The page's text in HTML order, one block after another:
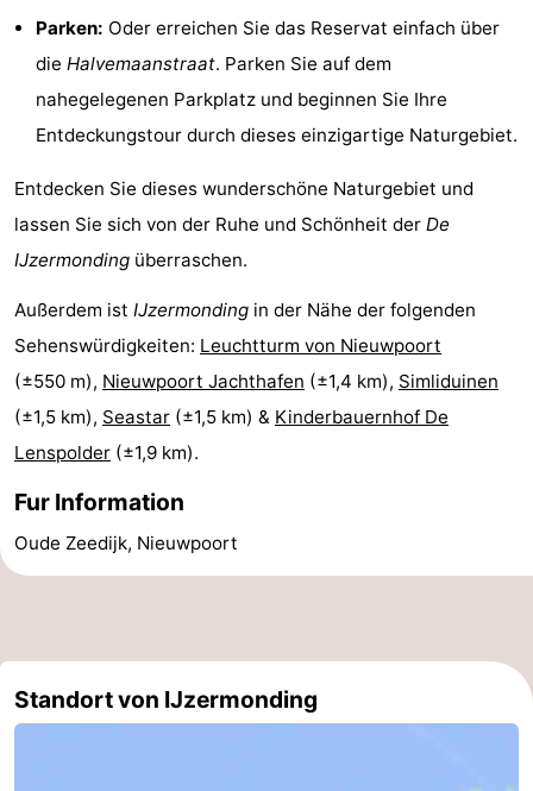
Küste
-
Natur
Het
Zwin
Knokke-
Heist
Zeebrugge
-
Blankenberge
-
Wenduine
-
De
Haan
-
Bredene
-
Ostende
-
Westende
-
De
-
Parken: Oder erreichen Sie das Reservat einfach über
die Halvemaanstraat. Parken Sie auf dem
nahegelegenen Parkplatz und beginnen Sie Ihre
Entdeckungstour durch dieses einzigartige Naturgebiet.
Entdecken Sie dieses wunderschöne Naturgebiet und
lassen Sie sich von der Ruhe und Schönheit der De
IJzermonding überraschen.
Außerdem ist IJzermonding in der Nähe der folgenden
Sehenswürdigkeiten: Leuchtturm von Nieuwpoort
(±550 m), Nieuwpoort Jachthafen (±1,4 km), Simliduinen
(±1,5 km), Seastar (±1,5 km) & Kinderbauernhof De
Lenspolder (±1,9 km).
Fur Information
Oude Zeedijk, Nieuwpoort
Standort von IJzermonding